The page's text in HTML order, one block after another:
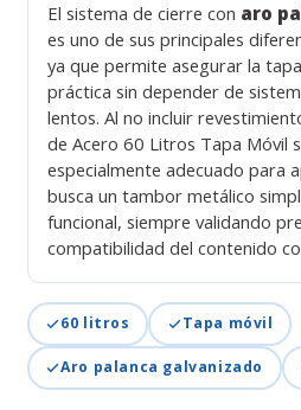
El sistema de cierre con aro
es uno de sus principales
ya que permite asegurar la
práctica sin depender de
lentos. Al no incluir
de Acero 60 Litros Tapa Móvil
especialmente adecuado para
busca un tambor metálico
funcional, siempre validando
compatibilidad del contenido
60 litros Tapa móvil
Aro palanca galvanizado